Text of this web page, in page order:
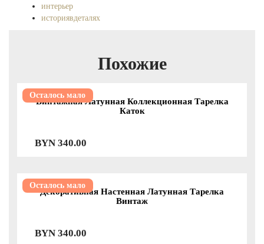
интерьер
историявдеталях
подсвечник
ретро
СтаринныйДекор
Элегантность
Похожие
Осталось мало
Винтажная Латунная Коллекционная Тарелка
Каток
BYN340.00
Осталось мало
Декоративная Настенная Латунная Тарелка
Винтаж
BYN340.00